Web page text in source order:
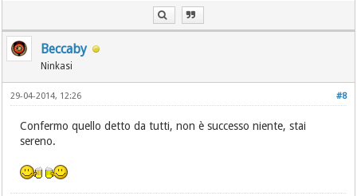
Beccaby
Ninkasi
#8
29-04-2014, 12:26
Confermo quello detto da tutti, non è successo niente, stai
sereno.